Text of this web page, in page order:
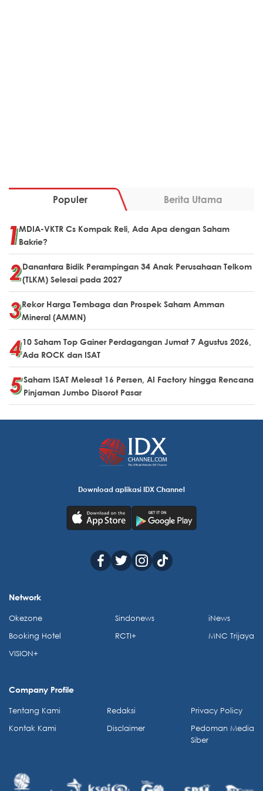
Populer Berita Utama
MDIA-VKTR Cs Kompak Reli, Ada Apa dengan Saham
Bakrie?
Danantara Bidik Perampingan 34 Anak Perusahaan Telkom
(TLKM) Selesai pada 2027
Rekor Harga Tembaga dan Prospek Saham Amman
Mineral (AMMN)
10 Saham Top Gainer Perdagangan Jumat 7 Agustus 2026,
Ada ROCK dan ISAT
Saham ISAT Melesat 16 Persen, AI Factory hingga Rencana
Pinjaman Jumbo Disorot Pasar
Download aplikasi IDX Channel
Network
Okezone
Booking Hotel
VISION+
Sindonews
RCTI+
iNews
MNC Trijaya
Company Profile
Tentang Kami
Kontak Kami
Redaksi
Disclaimer
Privacy Policy
Pedoman Media
Siber